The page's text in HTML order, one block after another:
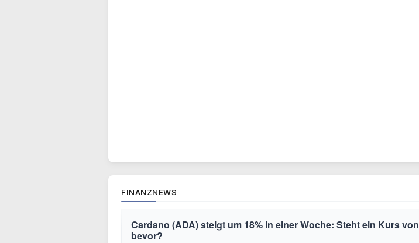
FINANZNEWS
Cardano (ADA) steigt um 18% in einer Woche: Steht ein Kurs
bevor?